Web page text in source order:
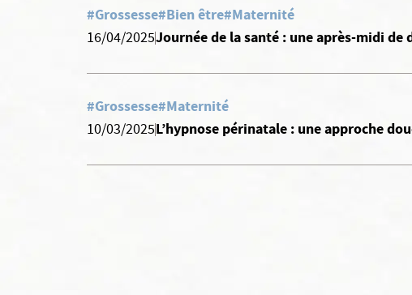
#Grossesse#Bien être#Maternité
16/04/2025Journée de la santé : une après-midi
#Grossesse#Maternité
10/03/2025L’hypnose périnatale : une approche